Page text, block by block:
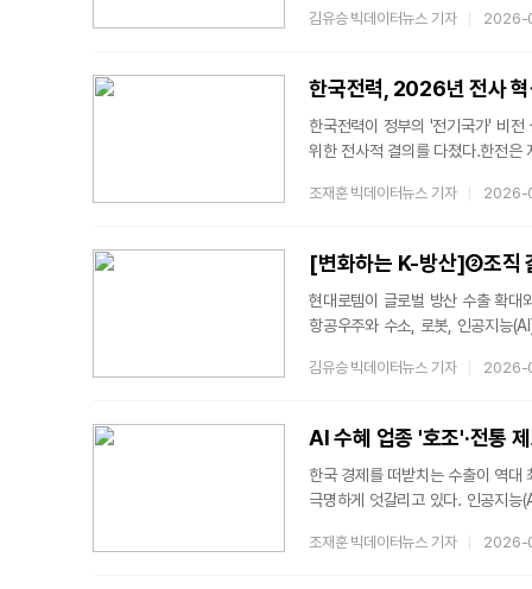
양 대학과 국방 반도체 공동연구센
생태계 구축과 기술 자립을 추진
김유승 빅데이터뉴스 기자 2026-
한국전력, 2026년 전사
한국전력이 정부의 '전기국가' 비전
위한 전사적 결의를 다졌다.한전은
워크숍'을 개최했다고 15일 밝혔
이뤄졌다. 단순한 정책 발표를 넘
조재훈 빅데이터뉴스 기자 2026-
[변화하는 K-방산]②조직
현대로템이 글로벌 방산 수출 확대
항공우주와 수소, 로봇, 인공지능
강화에도 속도를 내고 있다.15일
사업본부로 확대 개편했다. 분산
조직도 함
김유승 빅데이터뉴스 기자 2026-
AI 수혜 업종 '호조'·전통
한국 경제를 떠받치는 수출이 역대
극명하게 엇갈리고 있다. 인공지능
못하면서 하반기 산업계의 양극화
조재훈 빅데이터뉴스 기자 2026-